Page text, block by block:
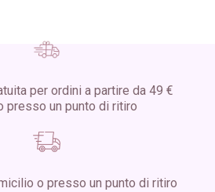
per ordini a partire da 49 €
presso un punto di ritiro
o presso un punto di ritiro